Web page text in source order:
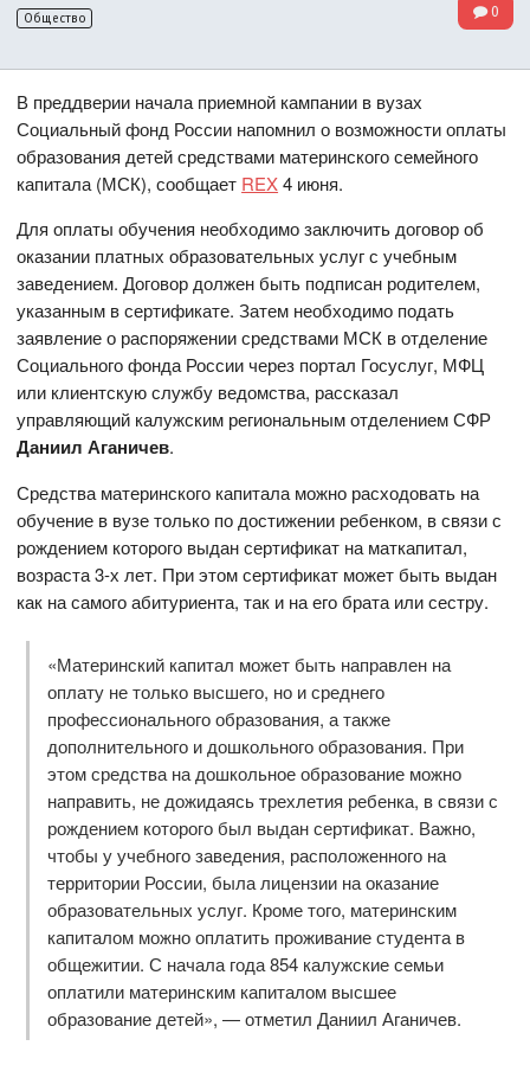
Общество 0
В преддверии начала приемной кампании в вузах
Социальный фонд России напомнил о возможности оплаты
образования детей средствами материнского семейного
капитала (МСК), сообщает REX4 июня.
Для оплаты обучения необходимо заключить договор об
оказании платных образовательных услуг с учебным
заведением. Договор должен быть подписан родителем,
указанным в сертификате. Затем необходимо подать
заявление о распоряжении средствами МСК в отделение
Социального фонда России через портал Госуслуг, МФЦ
или клиентскую службу ведомства, рассказал
управляющий калужским региональным отделением СФР
Даниил Аганичев.
Средства материнского капитала можно расходовать на
обучение в вузе только по достижении ребенком, в связи с
рождением которого выдан сертификат на маткапитал,
возраста 3-х лет. При этом сертификат может быть выдан
как на самого абитуриента, так и на его брата или сестру.
«Материнский капитал может быть направлен на
оплату не только высшего, но и среднего
профессионального образования, а также
дополнительного и дошкольного образования. При
этом средства на дошкольное образование можно
направить, не дожидаясь трехлетия ребенка, в связи с
рождением которого был выдан сертификат. Важно,
чтобы у учебного заведения, расположенного на
территории России, была лицензии на оказание
образовательных услуг. Кроме того, материнским
капиталом можно оплатить проживание студента в
общежитии. С начала года 854 калужские семьи
оплатили материнским капиталом высшее
образование детей», — отметил Даниил Аганичев.